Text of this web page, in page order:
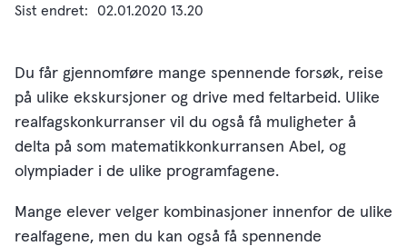
Sist endret 02.01.2020 13.20
Du får gjennomføre mange spennende forsøk, reise
på ulike ekskursjoner og drive med feltarbeid. Ulike
realfagskonkurranser vil du også få muligheter å
delta på som matematikkonkurransen Abel, og
olympiader i de ulike programfagene.
Mange elever velger kombinasjoner innenfor de ulike
realfagene, men du kan også få spennende